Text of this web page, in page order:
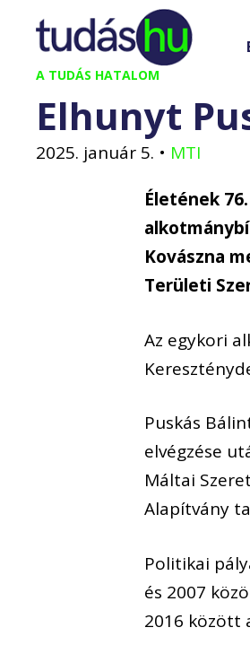
Kilépés
tartalomba
A TUDÁS HATALOM
Elhunyt
2025. január 5. • MTI
Életének
Kovászna
Területi
Az egykori
Puskás
elvégzése
Máltai
Alapítvány
Politikai
és 2007
2016 között